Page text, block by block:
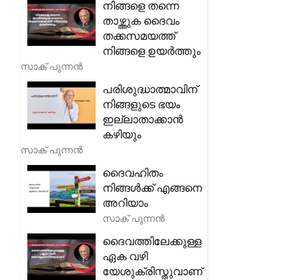
നിങ്ങളെ തന്നെ
താഴ്ത്തുക ദൈവം
തക്കസമയത്ത്
നിങ്ങളെ ഉയർത്തും
സാക് പുന്നൻ
പരിശുദ്ധാത്മാവിന്
നിങ്ങളുടെ ഭയം
ഇല്ലാതാക്കാൻ
കഴിയും
സാക് പുന്നൻ
ദൈവഹിതം
നിങ്ങൾക്ക് എങ്ങനെ
അറിയാം
സാക് പുന്നൻ
ദൈവത്തിലേക്കുള്ള
ഏക വഴി
യേശുക്രിസ്തുവാണ്